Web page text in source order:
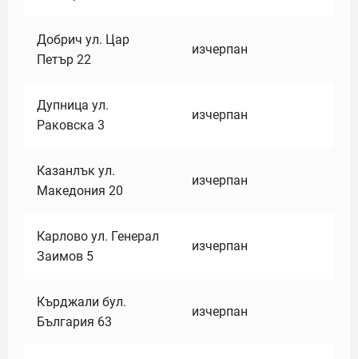
Добрич ул. Цар
Петър 22
изчерпан
Дупница ул.
Раковска 3
изчерпан
Казанлък ул.
Македония 20
изчерпан
Карлово ул. Генерал
Заимов 5
изчерпан
Кърджали бул.
България 63
изчерпан